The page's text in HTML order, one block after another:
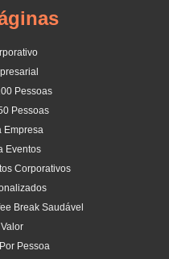
Pessoas
Pessoas
Empresa
Eventos
Corporativos
Break Saudável
Pessoa